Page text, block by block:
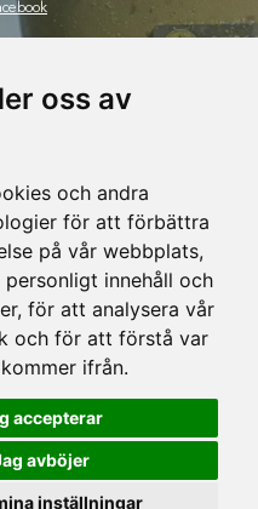
oss av
och andra
för att förbättra
på vår webbplats,
innehåll och
för att analysera vår
och för att förstå var
ifrån.
accepterar
avböjer
inställningar